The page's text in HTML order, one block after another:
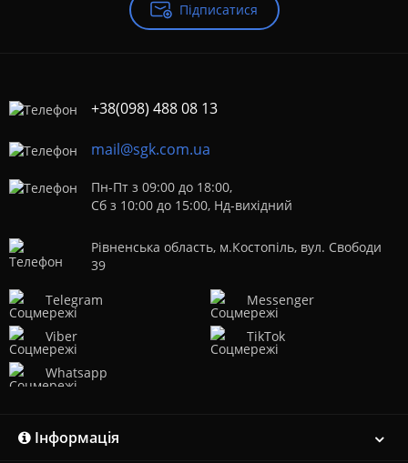
Підписатися
+38(098) 488 08 13
mail@sgk.com.ua
Пн-Пт з 09:00 до 18:00,
Сб з 10:00 до 15:00, Нд-вихідний
Рівненська область, м.Костопіль, вул. Свободи
39
Telegram
Viber
Whatsapp
Messenger
TikTok
Інформація